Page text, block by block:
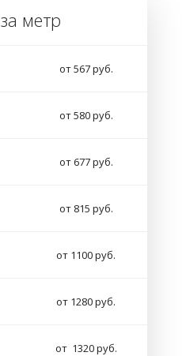
метр
от 567 руб.
от 580 руб.
от 677 руб.
от 815 руб.
от 1100 руб.
от 1280 руб.
от 1320 руб.